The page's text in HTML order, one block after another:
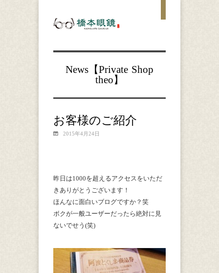
News【Private Shop
theo】
お客様のご紹介
2015年4月24日
昨日は1000を超えるアクセスをいただ
きありがとうございます！
ほんなに面白いブログですか？笑
ボクが一般ユーザーだったら絶対に見
ないでせう(笑)